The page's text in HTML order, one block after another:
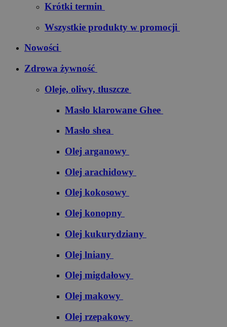
Krótki termin
Wszystkie produkty w promocji
Nowości
Zdrowa żywność
Oleje, oliwy, tłuszcze
Masło klarowane Ghee
Masło shea
Olej arganowy
Olej arachidowy
Olej kokosowy
Olej konopny
Olej kukurydziany
Olej lniany
Olej migdałowy
Olej makowy
Olej rzepakowy